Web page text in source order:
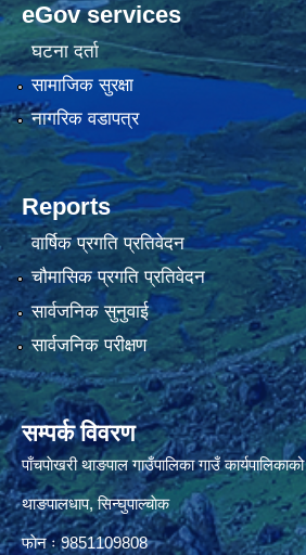
eGov services
घटना दर्ता
सामाजिक सुरक्षा
नागरिक वडापत्र
Reports
वार्षिक प्रगति प्रतिवेदन
चौमासिक प्रगति प्रतिवेदन
सार्वजनिक सुनुवाई
सार्वजनिक परीक्षण
सम्पर्क विवरण
पाँचपाेखरी थाङपाल गाउँपालिका गाउँ
थाङपालधाप, सिन्घुपाल्चाेक
फाेन ः 9851109808